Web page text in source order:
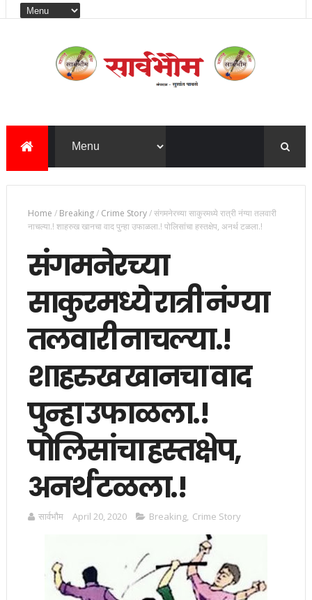
Home / Breaking/ Crime Story/संगमनेरच्या साकुरमध्ये रात्री नंग्या तलवारी
नाचल्या.! शाहरुख खानचा वाद पुन्हा उफाळला.! पोलिसांचा हस्तक्षेप, अनर्थ टळला.!
संगमनेरच्या
साकुरमध्ये रात्री नंग्या
तलवारी नाचल्या.!
शाहरुख खानचा वाद
पुन्हा उफाळला.!
पोलिसांचा हस्तक्षेप,
अनर्थ टळला.!
सार्वभाैम April 20, 2020 Breaking, Crime Story